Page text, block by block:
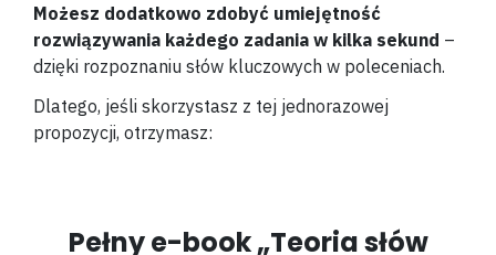
Możesz dodatkowo zdobyć umiejętność
rozwiązywania każdego zadania w kilka sekund –
dzięki rozpoznaniu słów kluczowych w poleceniach.
Dlatego, jeśli skorzystasz z tej jednorazowej
propozycji, otrzymasz:
Pełny e-book „Teoria słów